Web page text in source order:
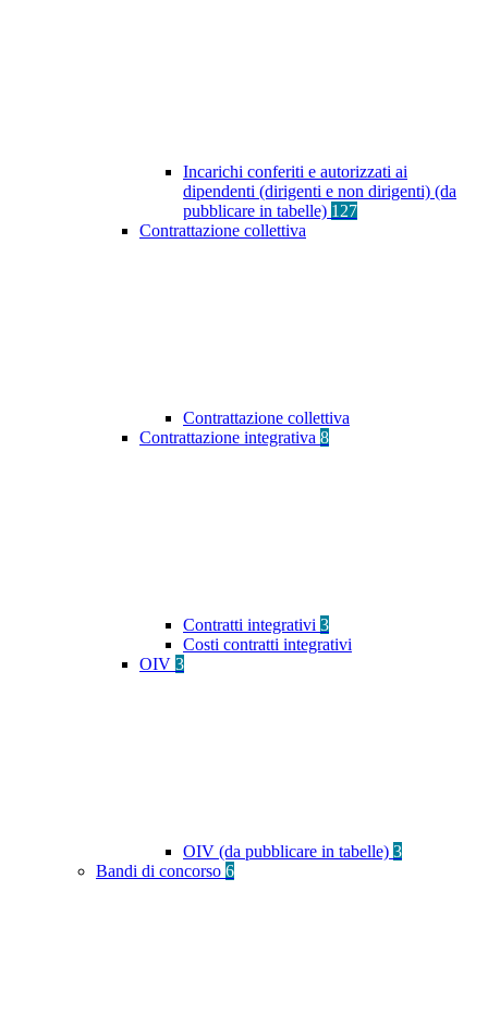
Incarichi conferiti e autorizzati ai
dipendenti (dirigenti e non dirigenti) (da
pubblicare in tabelle) 127
Contrattazione collettiva
Contrattazione collettiva
Contrattazione integrativa 8
Contratti integrativi 3
Costi contratti integrativi
OIV 3
OIV (da pubblicare in tabelle) 3
Bandi di concorso 6